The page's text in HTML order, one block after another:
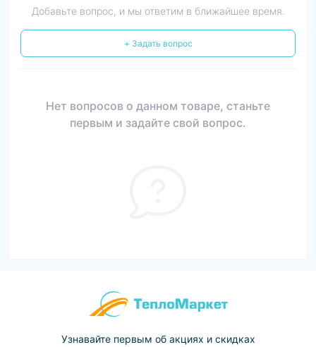
Добавьте вопрос, и мы ответим в ближайшее время.
+ Задать вопрос
Нет вопросов о данном товаре, станьте
первым и задайте свой вопрос.
Узнавайте первым об акциях и скидках